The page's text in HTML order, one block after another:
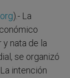
).- La
y nata de la
se organizó
intención